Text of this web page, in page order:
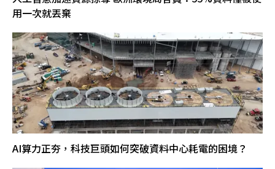
用一次就丟棄
AI算力正夯，科技巨頭如何突破資料中心耗電的困境？